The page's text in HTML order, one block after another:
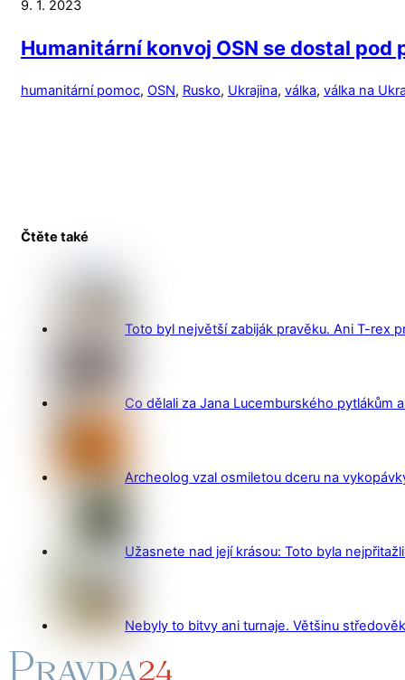
9. 1. 2023
Humanitární konvoj OSN se dostal
humanitární pomoc, OSN, Rusko, Ukrajina, válka, válka na
Čtěte také
Toto byl největší zabiják pravěku. Ani T-rex
Co dělali za Jana Lucemburského pytlákům
Archeolog vzal osmiletou dceru na
Užasnete nad její krásou: Toto byla
Nebyly to bitvy ani turnaje. Většinu